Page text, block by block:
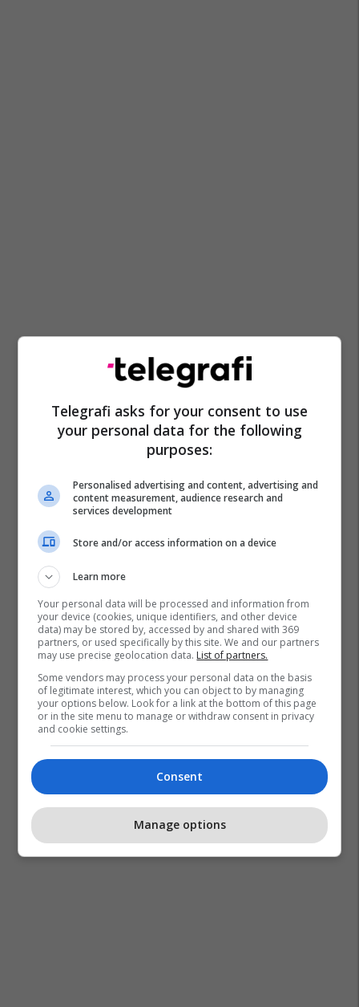
Telegrafi asks for your consent to use
your personal data for the following
purposes:
Personalised advertising and content, advertising and
content measurement, audience research and
services development
Store and/or access information on a device
Learn more
Your personal data will be processed and information from
your device (cookies, unique identifiers, and other device
data) may be stored by, accessed by and shared with 369
partners, or used specifically by this site. We and our partners
may use precise geolocation data. List of partners.
Some vendors may process your personal data on the basis
of legitimate interest, which you can object to by managing
your options below. Look for a link at the bottom of this page
or in the site menu to manage or withdraw consent in privacy
and cookie settings.
Consent
Manage options